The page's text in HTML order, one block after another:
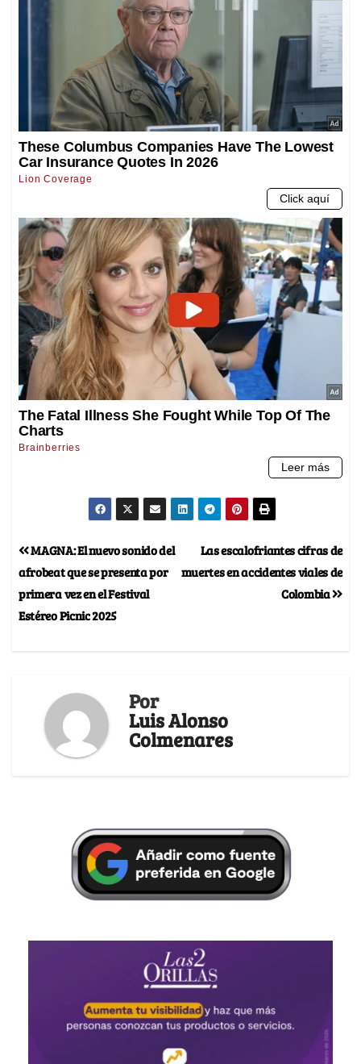
Las escalofriantes cifras de
muertes en accidentes viales de
Colombia
MAGNA: El nuevo sonido del
afrobeat que se presenta por
primera vez en el Festival
Estéreo Picnic 2025
Por
Luis Alonso
Colmenares